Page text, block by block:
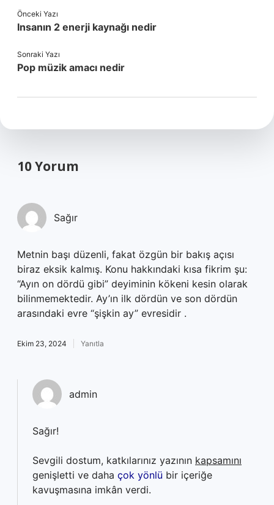
Önceki Yazı
Insanın 2 enerji kaynağı nedir
Sonraki Yazı
Pop müzik amacı nedir
10 Yorum
Sağır
Metnin başı düzenli, fakat özgün bir bakış açısı
biraz eksik kalmış. Konu hakkındaki kısa fikrim şu:
“Ayın on dördü gibi” deyiminin kökeni kesin olarak
bilinmemektedir. Ay’ın ilk dördün ve son dördün
arasındaki evre “şişkin ay” evresidir .
Ekim 23, 2024 Yanıtla
admin
Sağır!
Sevgili dostum, katkılarınız yazının kapsamını
genişletti ve daha çok yönlü bir içeriğe
kavuşmasına imkân verdi.